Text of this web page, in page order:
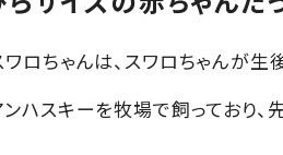
ロちゃんは、スワロちゃんが
ハスキーを牧場で飼っており